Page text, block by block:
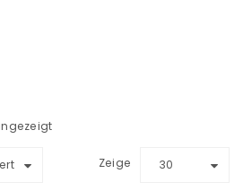
Zeige 30